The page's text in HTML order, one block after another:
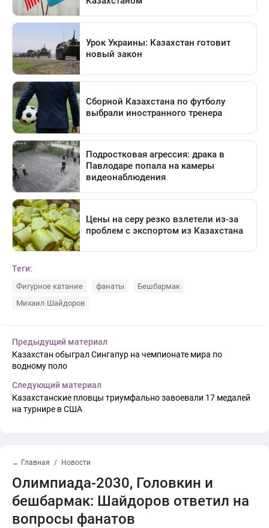
Теги:
Фигурное катание фанаты
Бешбармак
Михаил Шайдоров
Предыдущий материал
Казахстан обыграл Сингапур на чемпионате мира по
водному поло
Следующий материал
Казахстанские пловцы триумфально завоевали 17 медалей
на турнире в США
← Главная Новости
Олимпиада-2030, Головкин и
бешбармак: Шайдоров ответил на
вопросы фанатов